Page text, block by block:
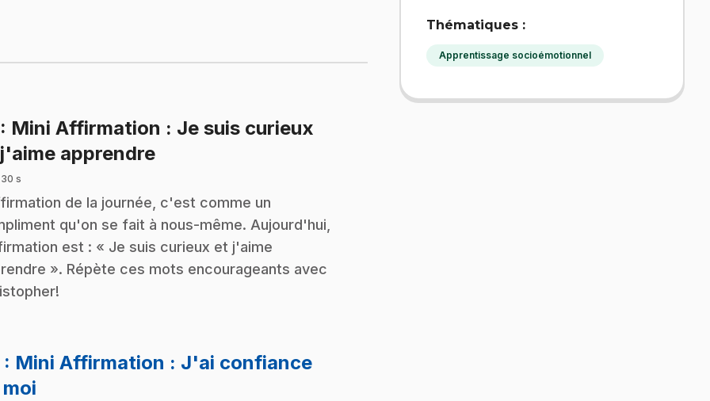
: Mini Affirmation : Je suis curieux
apprendre.
30 s
de la journée, c'est comme un
qu'on se fait à nous-même. Aujourd'hui,
est : « Je suis curieux et j'aime
». Répète ces mots encourageants avec
: Mini Affirmation : J'ai confiance
Thématiques :
Apprentissage socioémotionnel